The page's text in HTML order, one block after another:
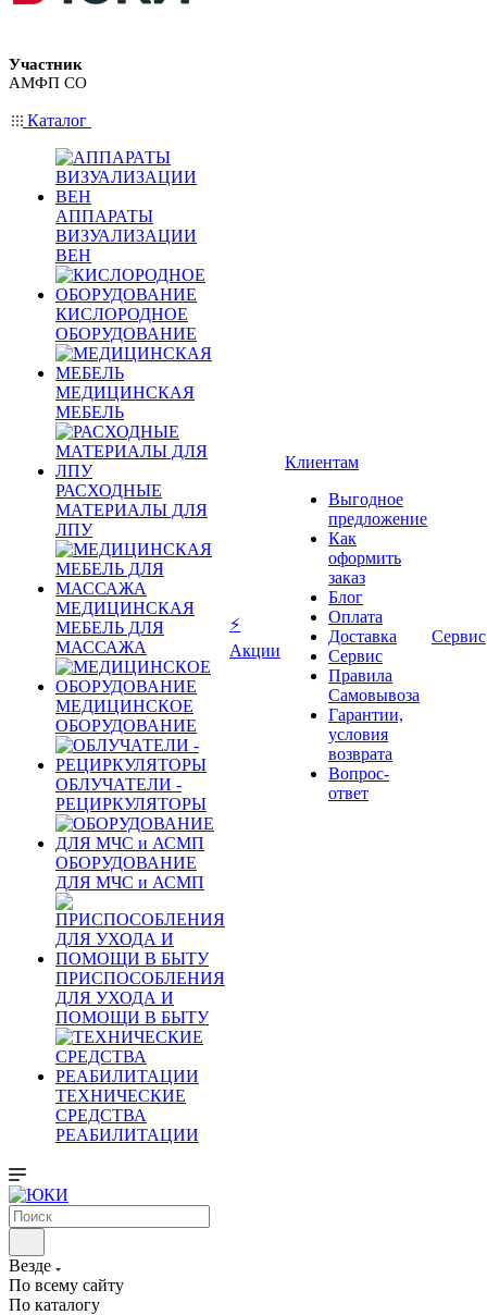
Участник
АМФП СО
Каталог
АППАРАТЫ
ВИЗУАЛИЗАЦИИ
ВЕН
КИСЛОРОДНОЕ
ОБОРУДОВАНИЕ
МЕДИЦИНСКАЯ
МЕБЕЛЬ
РАСХОДНЫЕ
МАТЕРИАЛЫ ДЛЯ
ЛПУ
МЕДИЦИНСКАЯ
МЕБЕЛЬ ДЛЯ
МАССАЖА
МЕДИЦИНСКОЕ
ОБОРУДОВАНИЕ
ОБЛУЧАТЕЛИ -
РЕЦИРКУЛЯТОРЫ
ОБОРУДОВАНИЕ
ДЛЯ МЧС и АСМП
ПРИСПОСОБЛЕНИЯ
ДЛЯ УХОДА И
ПОМОЩИ В БЫТУ
ТЕХНИЧЕСКИЕ
СРЕДСТВА
РЕАБИЛИТАЦИИ
⚡
Акции
Клиентам
Выгодное
предложение
Как
оформить
заказ
Блог
Оплата
Доставка
Сервис
Правила
Самовывоза
Гарантии,
условия
возврата
Вопрос-
ответ
Сервис
Везде
По всему сайту
По каталогу